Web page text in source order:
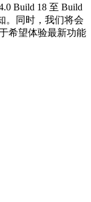
Build 18 至 Build
。同时，我们将会
希望体验最新功能